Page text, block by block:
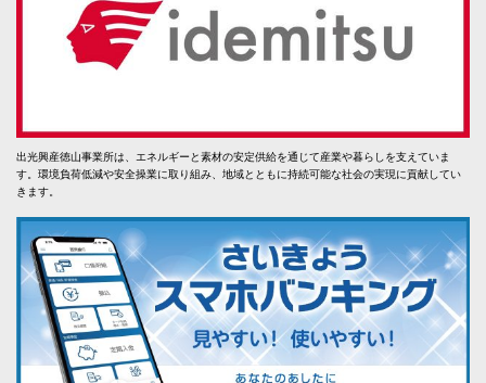
出光興産徳山事業所は、エネルギーと素材の安定供給を通じて産業や暮らしを支えていま
す。環境負荷低減や安全操業に取り組み、地域とともに持続可能な社会の実現に貢献してい
きます。